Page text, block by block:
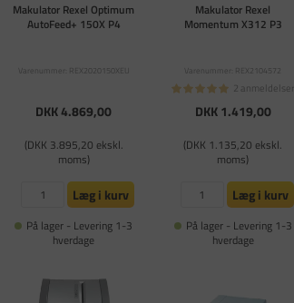
Makulator Rexel Optimum
AutoFeed+ 150X P4
Varenummer: REX2020150XEU
DKK 4.869,00
(DKK 3.895,20 ekskl.
moms)
Læg i kurv
På lager - Levering 1-3
hverdage
Makulator Rexel
Momentum X312 P3
Varenummer: REX2104572
2 anmeldelser
DKK 1.419,00
(DKK 1.135,20 ekskl.
moms)
Læg i kurv
På lager - Levering 1-3
hverdage